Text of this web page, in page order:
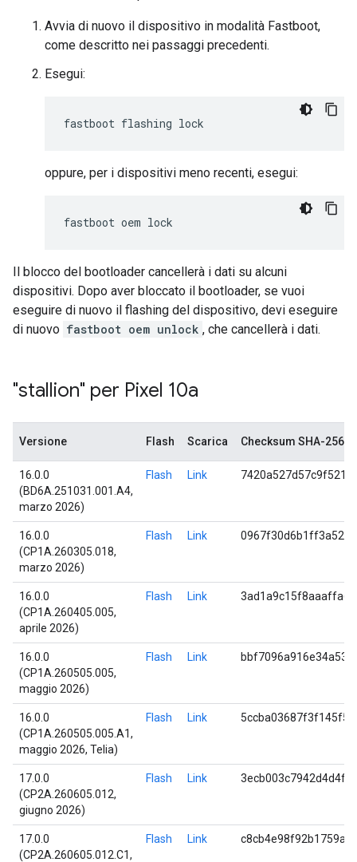
Avvia di nuovo il dispositivo in modalità Fastboot,
come descritto nei passaggi precedenti.
Esegui:
oppure, per i dispositivi meno recenti, esegui:
Il blocco del bootloader cancellerà i dati su alcuni
dispositivi. Dopo aver bloccato il bootloader, se vuoi
eseguire di nuovo il flashing del dispositivo, devi eseguire
di nuovo fastboot oem unlock , che cancellerà i dati.
"stallion" per Pixel 10a
Versione Flash Scarica Checksum SHA-256
16.0.0
(BD6A.251031.001.A4,
marzo 2026)
Flash Link
16.0.0
(CP1A.260305.018,
marzo 2026)
Flash Link
16.0.0
(CP1A.260405.005,
aprile 2026)
Flash Link
16.0.0
(CP1A.260505.005,
maggio 2026)
Flash Link
16.0.0
(CP1A.260505.005.A1,
maggio 2026, Telia)
Flash Link
17.0.0
(CP2A.260605.012,
giugno 2026)
Flash Link
17.0.0
(CP2A.260605.012.C1,
Flash Link